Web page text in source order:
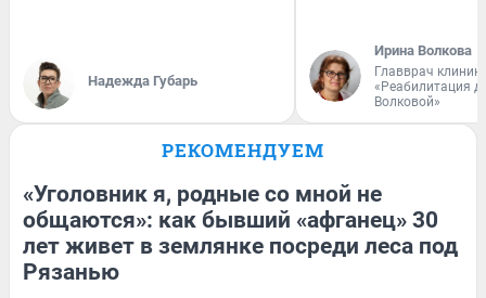
Надежда Губарь
Ирина Волкова
Главврач
«Реабилитация
Волковой»
РЕКОМЕНДУЕМ
«Уголовник я, родные со мной не
общаются»: как бывший «афганец» 30
лет живет в землянке посреди леса под
Рязанью